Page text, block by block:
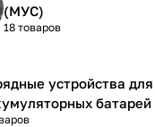
(МУС)
18 товаров
устройства для
батарей